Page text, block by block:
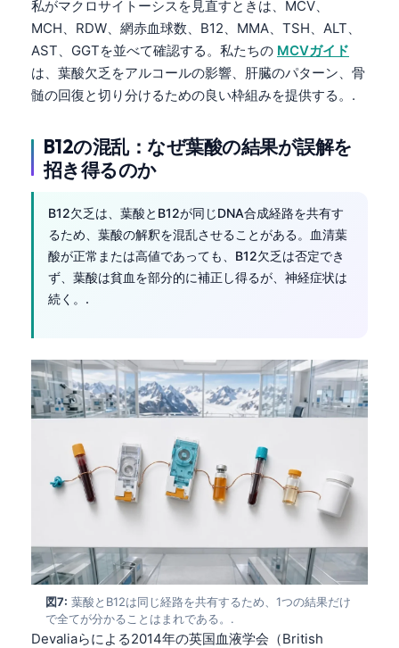
私がマクロサイトーシスを見直すときは、MCV、
MCH、RDW、網赤血球数、B12、MMA、TSH、ALT、
AST、GGTを並べて確認する。私たちの MCVガイド
は、葉酸欠乏をアルコールの影響、肝臓のパターン、骨
髄の回復と切り分けるための良い枠組みを提供する。.
B12の混乱：なぜ葉酸の結果が誤解を
招き得るのか
B12欠乏は、葉酸とB12が同じDNA合成経路を共有す
るため、葉酸の解釈を混乱させることがある。血清葉
酸が正常または高値であっても、B12欠乏は否定でき
ず、葉酸は貧血を部分的に補正し得るが、神経症状は
続く。.
図7: 葉酸とB12は同じ経路を共有するため、1つの結果だけ
で全てが分かることはまれである。.
Devaliaらによる2014年の英国血液学会（British